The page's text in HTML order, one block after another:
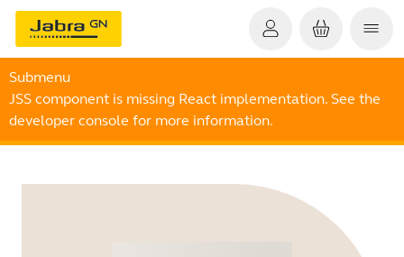
Submenu
JSS component is missing React implementation. See the
developer console for more information.